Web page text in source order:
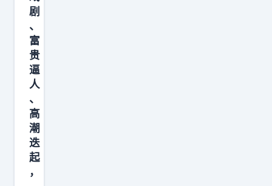
，
在
下
行
期
也
没
破
产
，
剧
、
富
贵
逼
人
、
高
潮
迭
起
，